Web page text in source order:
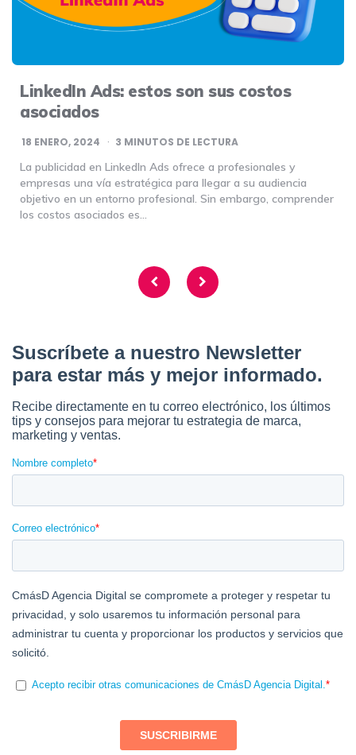
LinkedIn Ads: estos son sus costos
asociados
18 ENERO, 2024 3 MINUTOS DE LECTURA
La publicidad en LinkedIn Ads ofrece a profesionales y
empresas una vía estratégica para llegar a su audiencia
objetivo en un entorno profesional. Sin embargo, comprender
los costos asociados es…